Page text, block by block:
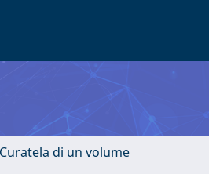
Curatela di un volume